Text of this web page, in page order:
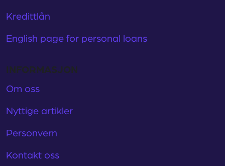
Kredittlån
English page for personal loans
INFORMASJON
Om oss
Nyttige artikler
Personvern
Kontakt oss